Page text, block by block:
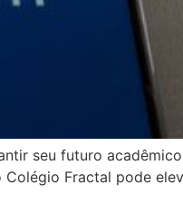
seu futuro
Fractal pode